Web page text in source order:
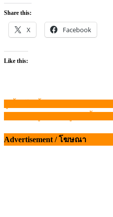
Share this:
X Facebook
Like this:
แนะแนว
Advertisement / โฆษณา